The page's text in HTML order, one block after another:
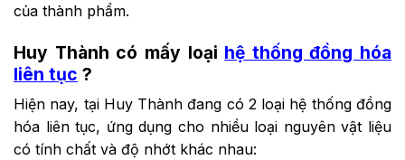
của thành phẩm.
Huy Thành có mấy loại hệ thống đồng hóa
liên tục ?
Hiện nay, tại Huy Thành đang có 2 loại hệ thống đồng
hóa liên tục, ứng dụng cho nhiều loại nguyên vật liệu
có tính chất và độ nhớt khác nhau: